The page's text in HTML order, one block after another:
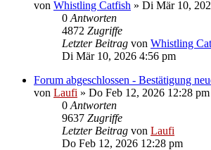
von Whistling Catfish » Di Mär 10,
0 Antworten
4872 Zugriffe
Letzter Beitrag von Whistling
Di Mär 10, 2026 4:56 pm
Forum abgeschlossen - Bestätigung
von Laufi » Do Feb 12, 2026 12:28 pm
0 Antworten
9637 Zugriffe
Letzter Beitrag von Laufi
Do Feb 12, 2026 12:28 pm